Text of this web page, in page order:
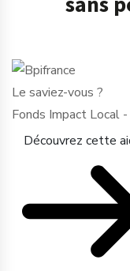
Le saviez-vous ?
Fonds Impact Local
Découvrez cette